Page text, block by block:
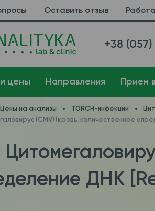
Оставить отзыв
+38 (057)
цены Направления Прием
Цены на анализы TORCH-инфекции
(CMV) (кровь, количественное
ДНК